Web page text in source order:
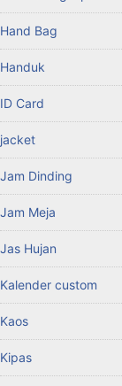
Hand Bag
Handuk
ID Card
jacket
Jam Dinding
Jam Meja
Jas Hujan
Kalender custom
Kaos
Kipas